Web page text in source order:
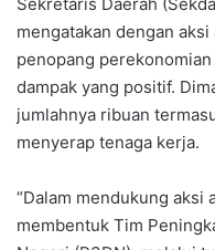
mengatakan dengan
penopang
dampak yang positif.
jumlahnya ribuan
menyerap tenaga kerja.
“Dalam mendukung aksi
membentuk Tim